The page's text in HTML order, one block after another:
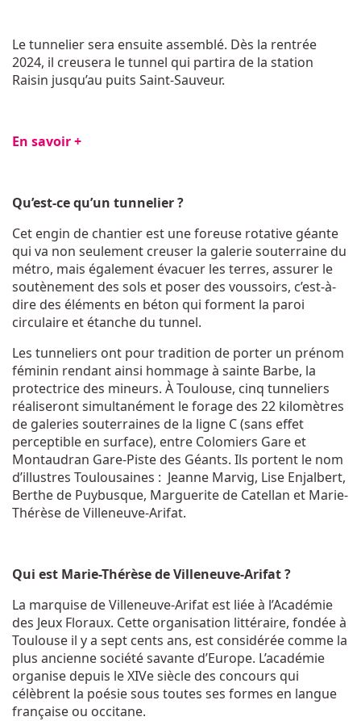
Le tunnelier sera ensuite assemblé. Dès la rentrée
2024, il creusera le tunnel qui partira de la station
Raisin jusqu’au puits Saint-Sauveur.
En savoir +
Qu’est-ce qu’un tunnelier ?
Cet engin de chantier est une foreuse rotative géante
qui va non seulement creuser la galerie souterraine du
métro, mais également évacuer les terres, assurer le
soutènement des sols et poser des voussoirs, c’est-à-
dire des éléments en béton qui forment la paroi
circulaire et étanche du tunnel.
Les tunneliers ont pour tradition de porter un prénom
féminin rendant ainsi hommage à sainte Barbe, la
protectrice des mineurs. À Toulouse, cinq tunneliers
réaliseront simultanément le forage des 22 kilomètres
de galeries souterraines de la ligne C (sans effet
perceptible en surface), entre Colomiers Gare et
Montaudran Gare-Piste des Géants. Ils portent le nom
d’illustres Toulousaines : Jeanne Marvig, Lise Enjalbert,
Berthe de Puybusque, Marguerite de Catellan et Marie-
Thérèse de Villeneuve-Arifat.
Qui est Marie-Thérèse de Villeneuve-Arifat ?
La marquise de Villeneuve-Arifat est liée à l’Académie
des Jeux Floraux. Cette organisation littéraire, fondée à
Toulouse il y a sept cents ans, est considérée comme la
plus ancienne société savante d’Europe. L’académie
organise depuis le XIVe siècle des concours qui
célèbrent la poésie sous toutes ses formes en langue
française ou occitane.